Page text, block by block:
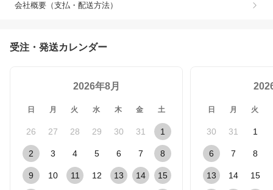
会社概要（支払・配送方法）
受注・発送カレンダー
2026年8月
日 月 火 水 木 金 土
26 27 28 29 30 31 1
2 3 4 5 6 7 8
9 10 11 12 13 14 15
日 月 火
30 31 1
6 7 8
13 14 15